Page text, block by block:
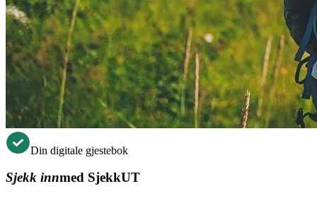
Din digitale gjestebok
Sjekk innmed SjekkUT